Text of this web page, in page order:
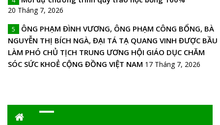
20 Tháng 7, 2026
5
ÔNG PHẠM ĐÌNH VƯƠNG, ÔNG PHẠM CÔNG BỔNG, BÀ
NGUYỄN THỊ BÍCH NGÀ, ĐẠI TÁ TẠ QUANG VINH ĐƯỢC BẦU
LÀM PHÓ CHỦ TỊCH TRUNG ƯƠNG HỘI GIÁO DỤC CHĂM
SÓC SỨC KHOẺ CỘNG ĐỒNG VIỆT NAM 17 Tháng 7, 2026